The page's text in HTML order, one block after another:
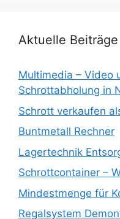
Aktuelle Beiträge
Multimedia – Video
Schrottabholung in
Schrott verkaufen
Buntmetall Rechner
Lagertechnik
Schrottcontainer –
Mindestmenge für
Regalsystem